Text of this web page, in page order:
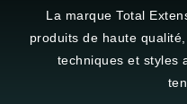
La marque Total
produits de haute
techniques et styles